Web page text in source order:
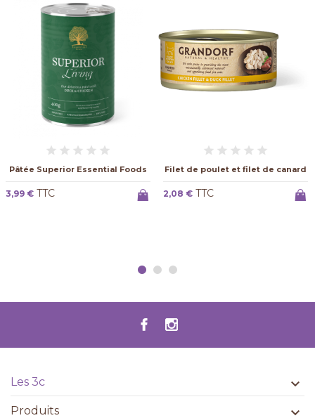
Filet de poulet et filet de canard
2,08 € TTC
Filet de poulet et Filet de
Les 3c 
Produits 